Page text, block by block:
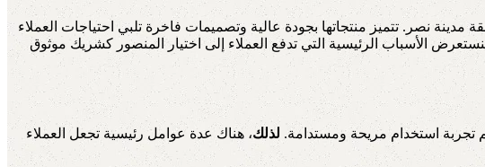
مدينة نصر. تتميز منتجاتها بجودة عالية وتصميمات فاخرة تلبي احتياجات العملاء
الأسباب الرئيسية التي تدفع العملاء إلى اختيار المنصور كشريك موثوق
تجربة استخدام مريحة ومستدامة. لذلك، هناك عدة عوامل رئيسية تجعل العملاء